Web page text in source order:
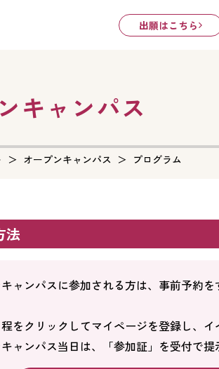
出願はこちら
キャンパス
オープンキャンパス プログラム
法
ャンパスに参加される方は、事前予約
をクリックしてマイページを登録し、イ
ャンパス当日は、「参加証」を受付で提